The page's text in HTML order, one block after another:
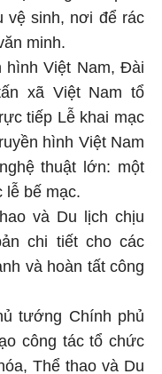
vệ sinh, nơi để rác
minh.
hình Việt Nam, Đài
xã Việt Nam tổ
tiếp Lễ khai mạc
hình Việt Nam
thuật lớn: một
bế mạc.
và Du lịch chịu
chi tiết cho các
và hoàn tất công
tướng Chính phủ
công tác tổ chức
Thể thao và Du